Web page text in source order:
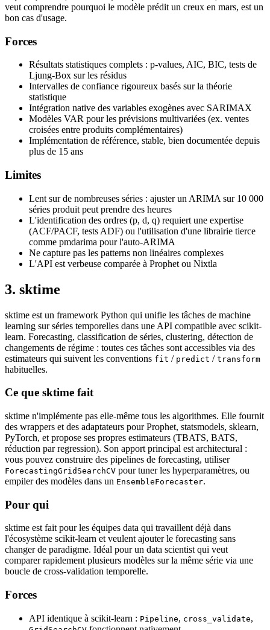
veut comprendre pourquoi le modèle prédit un creux en mars, est un
bon cas d'usage.
Forces
Résultats statistiques complets : p-values, AIC, BIC, tests de
Ljung-Box sur les résidus
Intervalles de confiance rigoureux basés sur la théorie
statistique
Intégration native des variables exogènes avec SARIMAX
Modèles VAR pour les prévisions multivariées (ex. ventes
croisées entre produits complémentaires)
Implémentation de référence, stable, bien documentée depuis
plus de 15 ans
Limites
Lent sur de nombreuses séries : ajuster un ARIMA sur 10 000
séries produit peut prendre des heures
L'identification des ordres (p, d, q) requiert une expertise
(ACF/PACF, tests ADF) ou l'utilisation d'une librairie tierce
comme pmdarima pour l'auto-ARIMA
Ne capture pas les patterns non linéaires complexes
L'API est verbeuse comparée à Prophet ou Nixtla
3. sktime
sktime est un framework Python qui unifie les tâches de machine
learning sur séries temporelles dans une API compatible avec scikit-
learn. Forecasting, classification de séries, clustering, détection de
changements de régime : toutes ces tâches sont accessibles via des
estimateurs qui suivent les conventions fit / predict / transform
habituelles.
Ce que sktime fait
sktime n'implémente pas elle-même tous les algorithmes. Elle fournit
des wrappers et des adaptateurs pour Prophet, statsmodels, sklearn,
PyTorch, et propose ses propres estimateurs (TBATS, BATS,
réduction par regression). Son apport principal est architectural :
vous pouvez construire des pipelines de forecasting, utiliser
ForecastingGridSearchCV pour tuner les hyperparamètres, ou
empiler des modèles dans un EnsembleForecaster.
Pour qui
sktime est fait pour les équipes data qui travaillent déjà dans
l'écosystème scikit-learn et veulent ajouter le forecasting sans
changer de paradigme. Idéal pour un data scientist qui veut
comparer rapidement plusieurs modèles sur la même série via une
boucle de cross-validation temporelle.
Forces
API identique à scikit-learn : Pipeline, cross_validate,